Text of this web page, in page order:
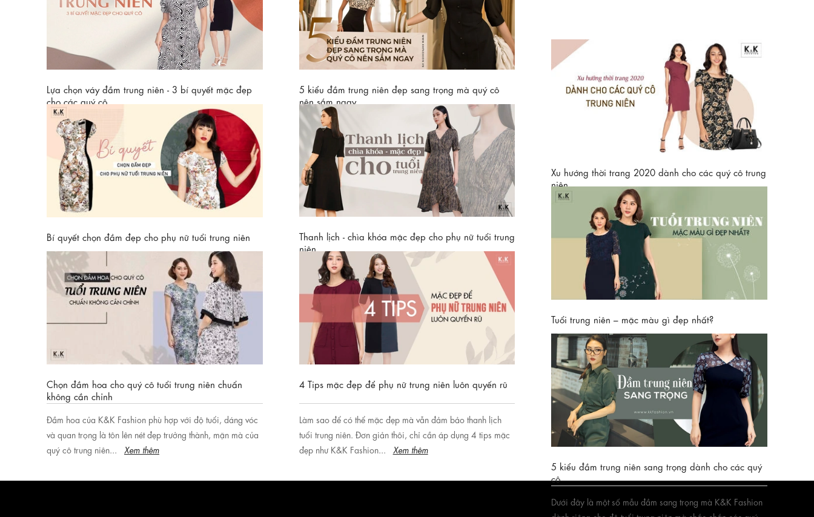
thời trang trung...
Xem thêm
đồ thời trang K&K...
Xem thêm
Lựa chọn váy đầm trung niên - 3 bí quyết mặc đẹp
cho các quý cô
Làm sao để chọn được những mẫu váy đầm trung niên phù
hợp với vóc dáng, phù hợp với độ tuổi mà vẫn mang đến
sự sang trọng và quý... Xem thêm
5 kiểu đầm trung niên đẹp sang trọng mà quý cô
nên sắm ngay
Váy đầm trung niên đẹp tại K&K Fashion có thiết kế tinh tế,
chất liệu cao cấp, kiểu dáng đa dạng, luôn mang đến cho
các quý cô vẻ... Xem thêm
Xu hướng thời trang 2020 dành cho các quý cô trung
niên
Việc cập nhật xu hướng thời trang là điều mà tất cả các
quý cô dù ở độ tuổi nào cũng phải chú trọng. Vào độ tuổi
trung niên, những...
Xem thêm
Bí quyết chọn đầm đẹp cho phụ nữ tuổi trung niên
Làm sao để phụ nữ tuổi trung niên lấy lại được sức lôi
cuốn, tự tin như trước đây? Tham khảo ngay bí quyết giúp
phụ nữ trung niên có... Xem thêm
Thanh lịch - chìa khóa mặc đẹp cho phụ nữ tuổi trung
niên
Người ta thường ví von rằng tuổi trung niên chính là mùa
xuân thứ 2 của người phụ nữ. Bước vào độ tuổi này, phái
đẹp đã xây đựng...
Xem thêm
Tuổi trung niên – mặc màu gì đẹp nhất?
Thực ra có rất nhiều màu sắc giúp các quý cô trung niên
nổi bật và quyến rũ đúng độ tuổi của mình. Sau đây K&K
Fashion xin giới... Xem thêm
Chọn đầm hoa cho quý cô tuổi trung niên chuẩn
không cần chỉnh
Đầm hoa của K&K Fashion phù hợp với độ tuổi, dáng vóc
và quan trọng là tôn lên nét đẹp trưởng thành, mặn mà của
quý cô trung niên...
Xem thêm
4 Tips mặc đẹp để phụ nữ trung niên luôn quyến rũ
Làm sao để có thể mặc đẹp mà vẫn đảm bảo thanh lịch
tuổi trung niên. Đơn giản thôi, chỉ cần áp dụng 4 tips mặc
đẹp như K&K Fashion...
Xem thêm
5 kiểu đầm trung niên sang trọng dành cho các quý
cô
Dưới đây là một số mẫu đầm sang trọng mà K&K Fashion